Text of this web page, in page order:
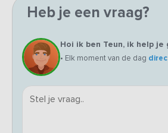
Heb je een vraag?
Hoi ik ben Teun, ik help je
• Elk moment van de dag